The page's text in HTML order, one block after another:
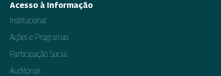
Acesso à Informação
Institucional
Ações e Programas
Participação Social
Auditorias